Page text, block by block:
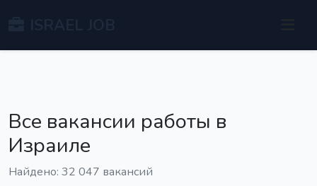
Все вакансии работы в
Израиле
Найдено: 32 047 вакансий